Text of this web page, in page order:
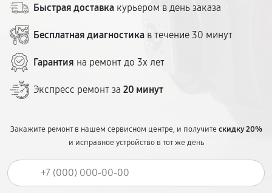
Быстрая доставка курьером в день заказа
Бесплатная диагностика в течение 30 минут
Гарантия на ремонт до 3х лет
Экспресс ремонт за 20 минут
Закажите ремонт в нашем сервисном центре, и получитескидку 20%
и исправное устройство в тот же день